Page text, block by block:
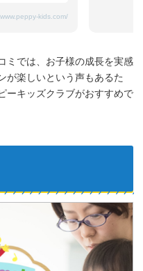
笑顔です。
たレッスンだ
に歌やダンス
～♪」と歌
てきているの
kids.com/
ミでは、お子様の成長を実感
が楽しいという声もあるた
ーキッズクラブがおすすめで